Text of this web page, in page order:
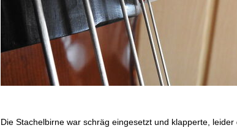
Die Stachelbirne war schräg eingesetzt und klapperte,